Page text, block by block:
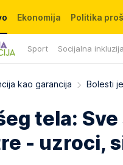
Sport Socijalna inkluzija
Ekonomija Politika
kao garancija Bolesti
tela:
- uzroci,